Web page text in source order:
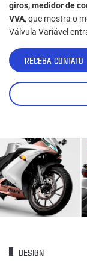
giros, medidor de
VVA, que mostra o
Válvula Variável
RECEBA CONTATO
DESIGN